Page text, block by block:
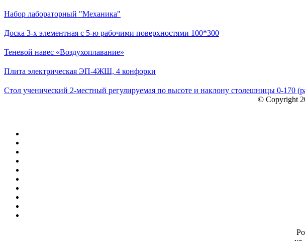
Набор лабораторный "Механика"
Доска 3-х элементная с 5-ю рабочими поверхностями 100*300
Теневой навес «Воздухоплавание»
Плита электрическая ЭП-4ЖШ, 4 конфорки
Стол ученический 2-местный регулируемая по высоте и наклону столешницы 0-170
© Copyright